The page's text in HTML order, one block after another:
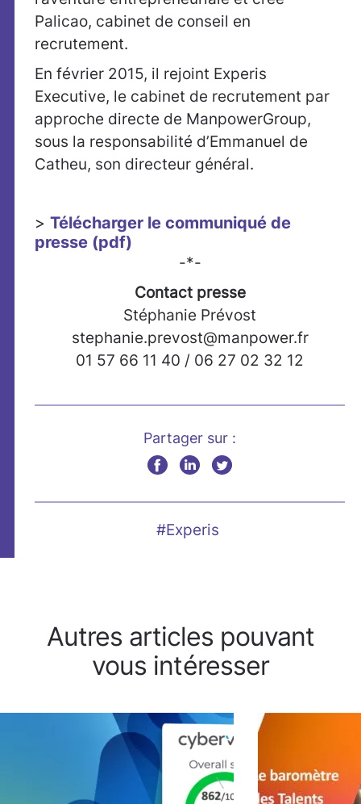
Palicao, cabinet de conseil en
recrutement.
En février 2015, il rejoint Experis
Executive, le cabinet de recrutement par
approche directe de ManpowerGroup,
sous la responsabilité d’Emmanuel de
Catheu, son directeur général.
> Télécharger le communiqué de
presse (pdf)
-*-
Contact presse
Stéphanie Prévost
stephanie.prevost@manpower.fr
01 57 66 11 40 / 06 27 02 32 12
Partager sur :
#Experis
Autres articles pouvant
vous intéresser